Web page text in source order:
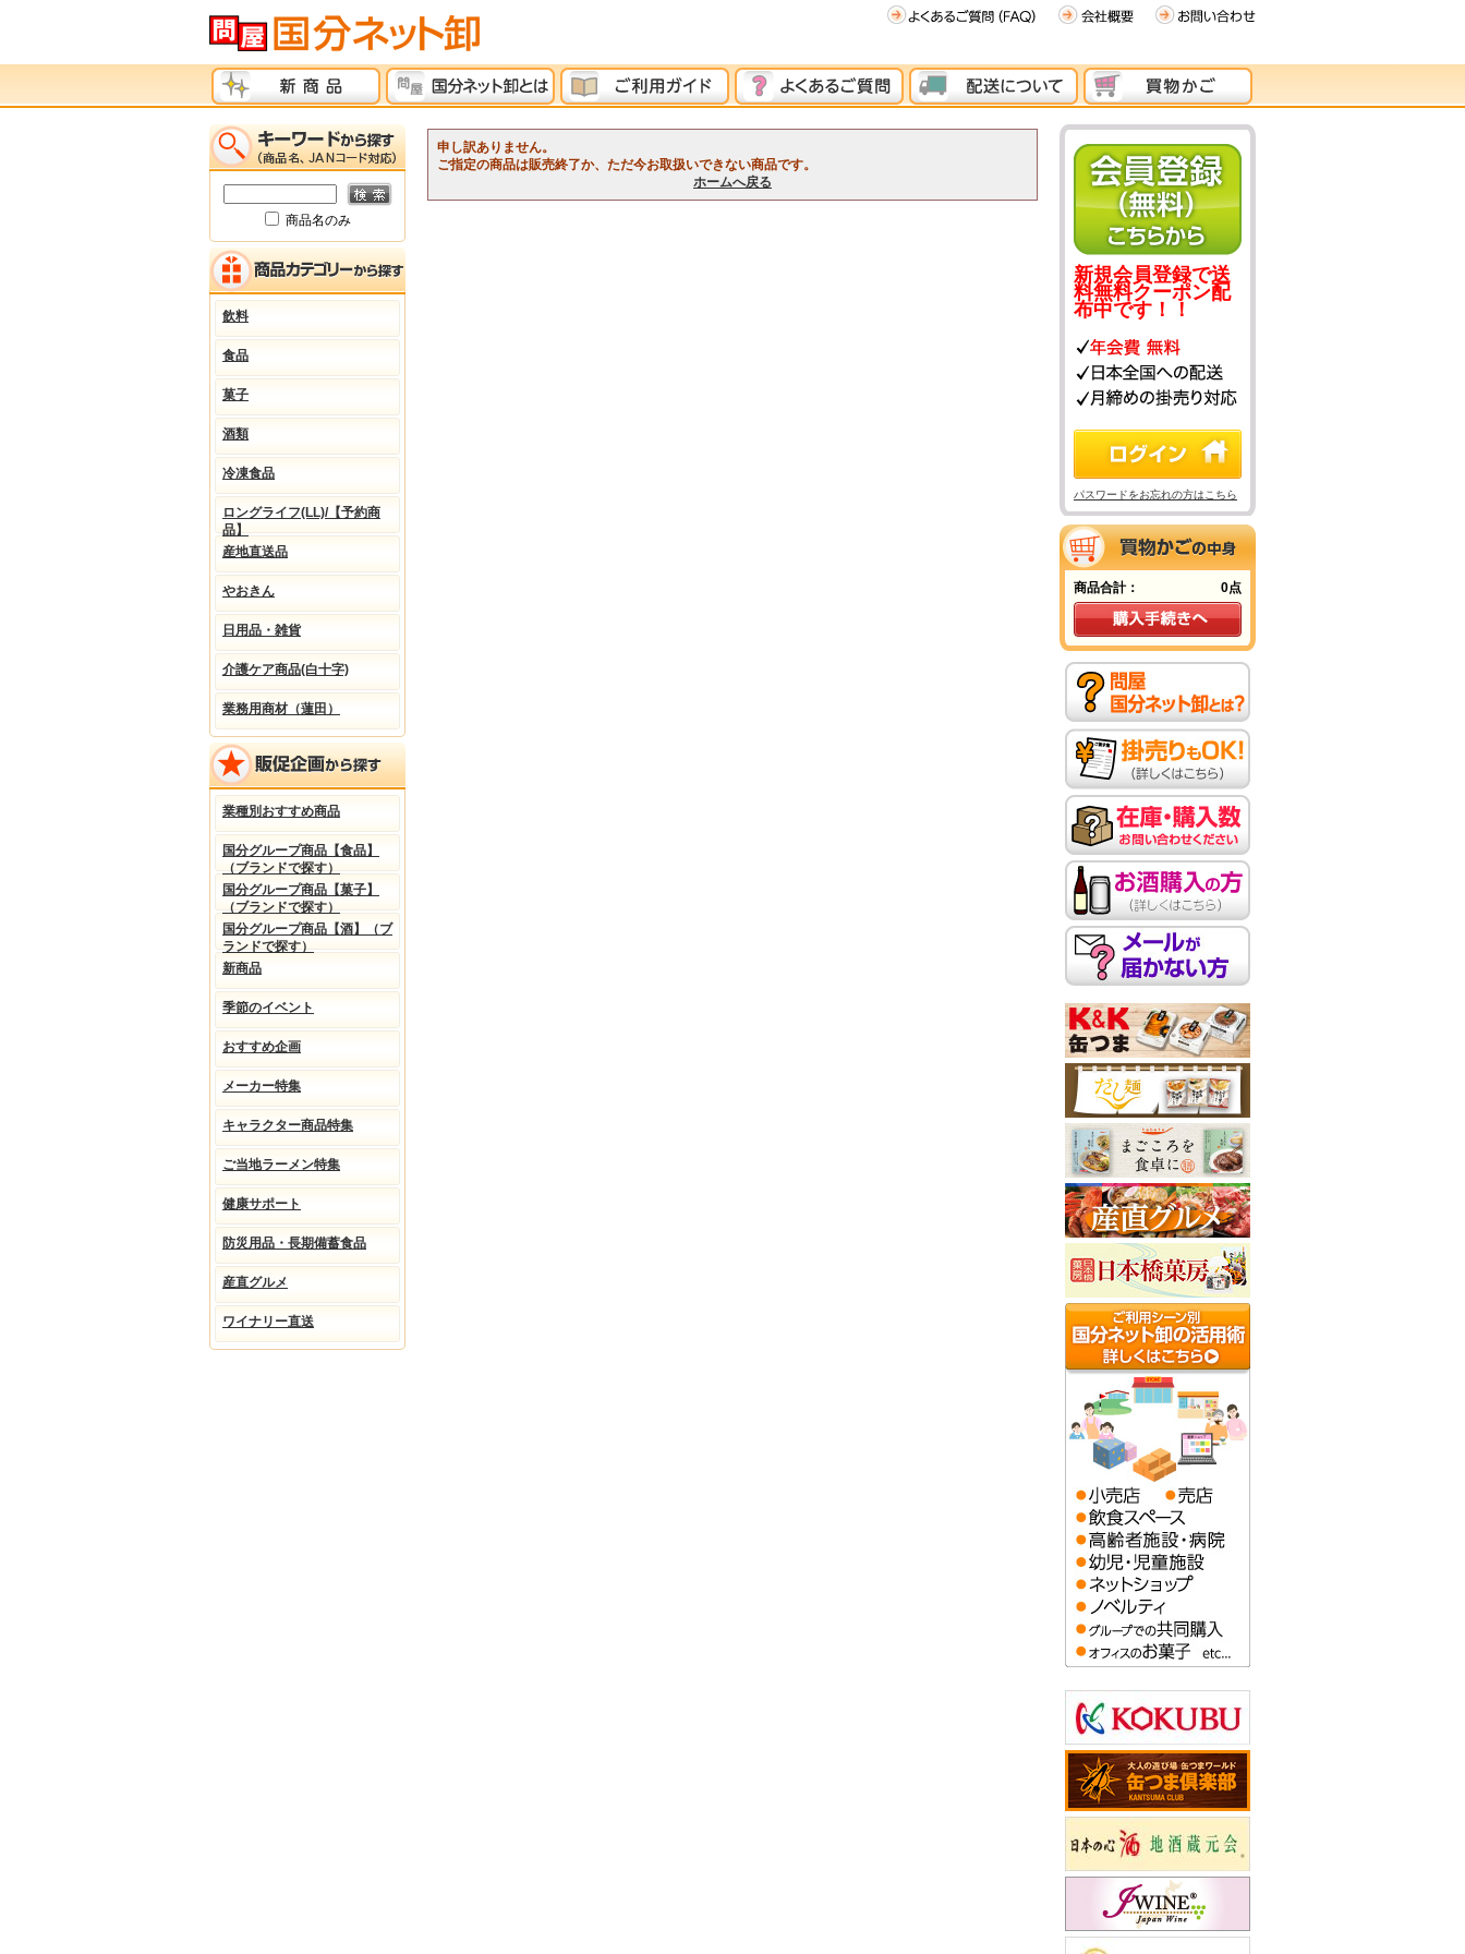
申し訳ありません。
ご指定の商品は販売終了か、ただ今お取扱いできない商品です。
ホームへ戻る
商品名のみ
飲料
食品
菓子
酒類
冷凍食品
ロングライフ(LL)/【予約商
品】
産地直送品
やおきん
日用品・雑貨
介護ケア商品(白十字)
業務用商材（蓮田）
業種別おすすめ商品
国分グループ商品【食品】
（ブランドで探す）
国分グループ商品【菓子】
（ブランドで探す）
国分グループ商品【酒】（ブ
ランドで探す）
新商品
季節のイベント
おすすめ企画
メーカー特集
キャラクター商品特集
ご当地ラーメン特集
健康サポート
防災用品・長期備蓄食品
産直グルメ
ワイナリー直送
新規会員登録で送
料無料クーポン配
布中です！！
パスワードをお忘れの方はこちら
商品合計： 0点